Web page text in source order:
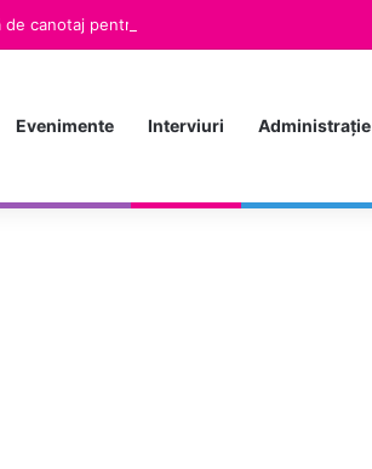
canotaj pentru toți amatorii din Alba Iulia
Evenimente Interviuri Administrație